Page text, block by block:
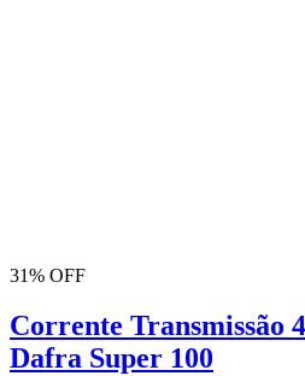
31% OFF
Corrente Transmissão
Dafra Super 100